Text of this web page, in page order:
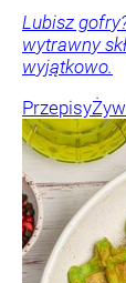
Lubisz
wytrawny
wyjątkowo.
Przepisy